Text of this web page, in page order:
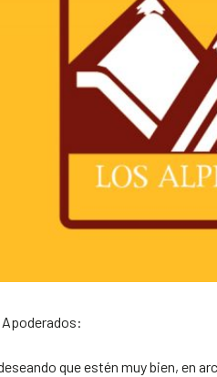
que estén muy bien, en